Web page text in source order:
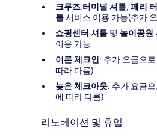
크루즈 터미널 셔틀, 페리
틀서비스 이용 가능(추가
쇼핑센터 셔틀 및 놀이공원
이용 가능
이른 체크인: 추가 요금으
따라 다름)
늦은 체크아웃: 추가 요금
에 따라 다름)
리노베이션 및 휴업